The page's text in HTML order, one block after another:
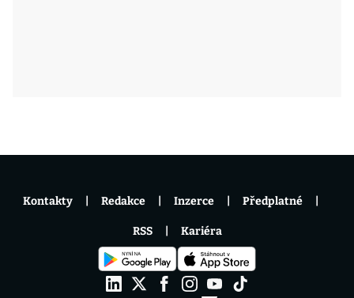
Kontakty Redakce Inzerce Předplatné
RSS Kariéra